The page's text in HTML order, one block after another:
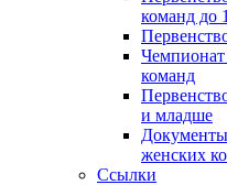
команд до
команд
и младше
женских
Ссылки